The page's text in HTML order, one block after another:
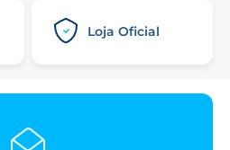
Loja Oficial